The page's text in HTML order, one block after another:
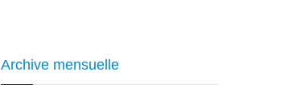
Archive mensuelle